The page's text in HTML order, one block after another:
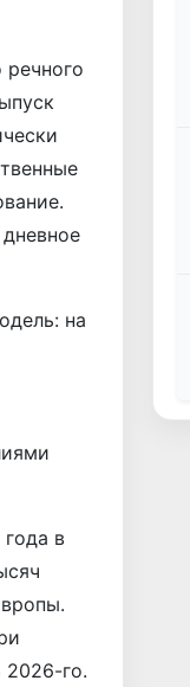
речного
на
в
2026-го.